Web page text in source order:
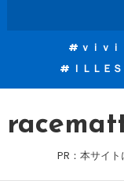
ｖｉｖｉ
ＩＬＬＥ
PR：本サイ